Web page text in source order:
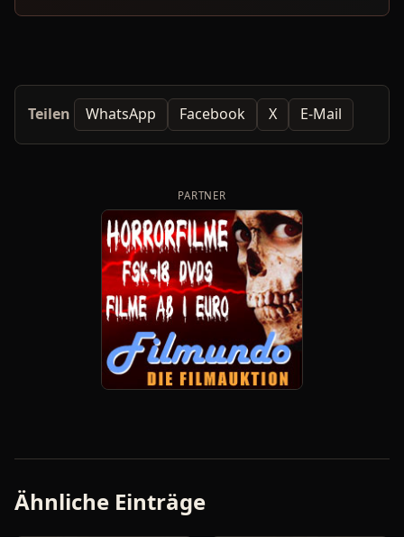
Teilen WhatsApp Facebook X E-Mail
PARTNER
Ähnliche Einträge